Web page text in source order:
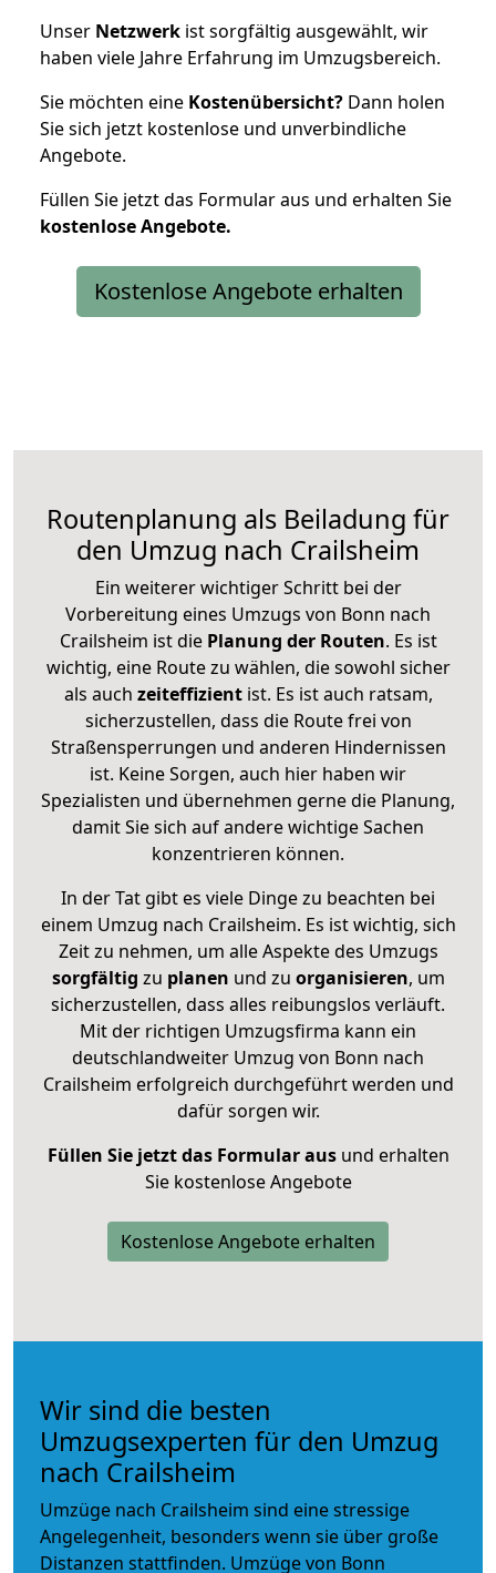
Unser Netzwerk ist sorgfältig ausgewählt, wir
haben viele Jahre Erfahrung im Umzugsbereich.
Sie möchten eine Kostenübersicht? Dann holen
Sie sich jetzt kostenlose und unverbindliche
Angebote.
Füllen Sie jetzt das Formular aus und erhalten Sie
kostenloseAngebote.
Kostenlose Angebote erhalten
Routenplanung als Beiladung für
den Umzug nach Crailsheim
Ein weiterer wichtiger Schritt bei der
Vorbereitung eines Umzugs von Bonn nach
Crailsheim ist diePlanung der Routen. Es ist
wichtig, eine Route zu wählen, die sowohl sicher
als auch zeiteffizientist. Es ist auch ratsam,
sicherzustellen, dass die Route frei von
Straßensperrungen und anderen Hindernissen
ist. Keine Sorgen, auch hier haben wir
Spezialisten und übernehmen gerne die Planung,
damit Sie sich auf andere wichtige Sachen
konzentrieren können.
In der Tat gibt es viele Dinge zu beachten bei
einem Umzug nach Crailsheim. Es ist wichtig, sich
Zeit zu nehmen, um alle Aspekte des Umzugs
sorgfältig zu planen und zu organisieren, um
sicherzustellen, dass alles reibungslos verläuft.
Mit der richtigen Umzugsfirma kann ein
deutschlandweiter Umzug von Bonn nach
Crailsheim erfolgreich durchgeführt werden und
dafür sorgen wir.
Füllen Sie jetzt das Formular ausund erhalten
Sie kostenlose Angebote
Kostenlose Angebote erhalten
Wir sind die besten
Umzugsexperten für den Umzug
nach Crailsheim
Umzüge nach Crailsheim sind eine stressige
Angelegenheit, besonders wenn sie über große
Distanzen stattfinden. Umzüge von Bonn